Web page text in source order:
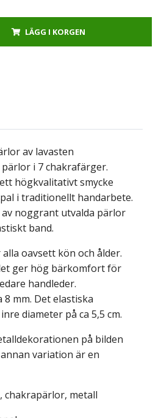
LÄGG I KORGEN
av lavasten
i 7 chakrafärger.
högkvalitativt smycke
i traditionellt handarbete.
noggrant utvalda pärlor
band.
oavsett kön och ålder.
ger hög bärkomfort för
handleder.
mm. Det elastiska
diameter på ca 5,5 cm.
på bilden
variation är en
chakrapärlor, metall